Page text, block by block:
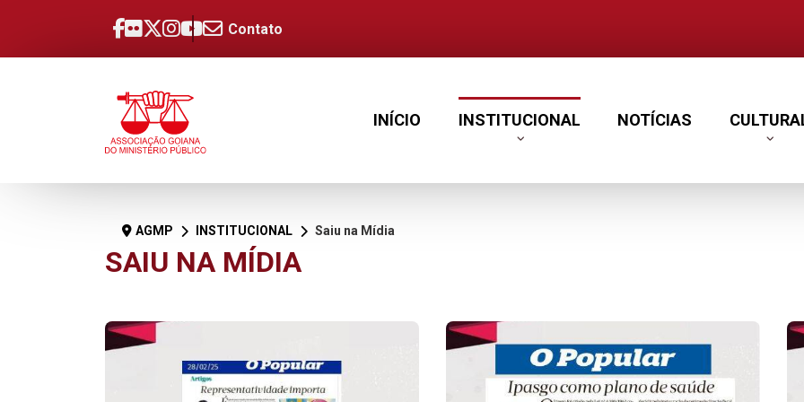
Contato
INÍCIO INSTITUCIONAL NOTÍCIAS
SAIU NA MÍDIA
AGMP INSTITUCIONAL Saiu na Mídia